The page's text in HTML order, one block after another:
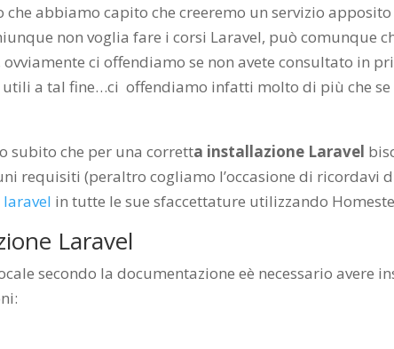
che abbiamo capito che creeremo un servizio
non voglia fare i corsi Laravel, può comunque
ovviamente ci offendiamo se non avete consultato in
utili a tal fine…ci offendiamo infatti molto di più che se
subito che per una corretta installazione Laravel
requisiti (peraltro cogliamo l’occasione di ricordavi
in tutte le sue sfaccettature utilizzando
Laravel
secondo la documentazione eè necessario avere